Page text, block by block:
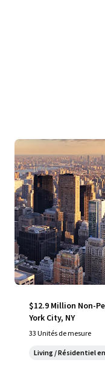
$12.9 Million Non-
York City, NY
33 Unités de mesure
Living / Résidentiel